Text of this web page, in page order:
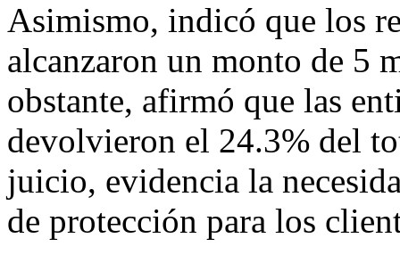
Asimismo, indicó que los
alcanzaron un monto de 5
obstante, afirmó que las
devolvieron el 24.3% del
juicio, evidencia la
de protección para los